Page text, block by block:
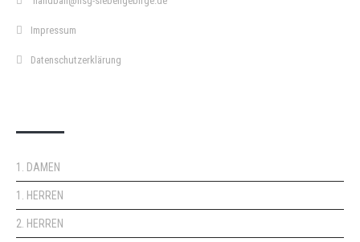
Impressum
Datenschutzerklärung
1. DAMEN
1. HERREN
2. HERREN